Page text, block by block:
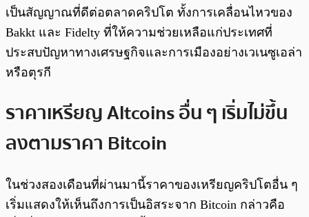
เป็นสัญญาณที่ดีต่อตลาดคริปโต ทั้งการเคลื่อนไหวของ
Bakkt และ Fidelty ที่ให้ความช่วยเหลือแก่ประเทศที่
ประสบปัญหาทางเศรษฐกิจและการเมืองอย่างเวเนซูเอล่า
หรือตุรกี
ราคาเหรียญ Altcoins อื่น ๆ เริ่มไม่ขึ้น
ลงตามราคา Bitcoin
ในช่วงสองเดือนที่ผ่านมานี้ราคาของเหรียญคริปโตอื่น ๆ
เริ่มแสดงให้เห็นถึงการเป็นอิสระจาก Bitcoin กล่าวคือ